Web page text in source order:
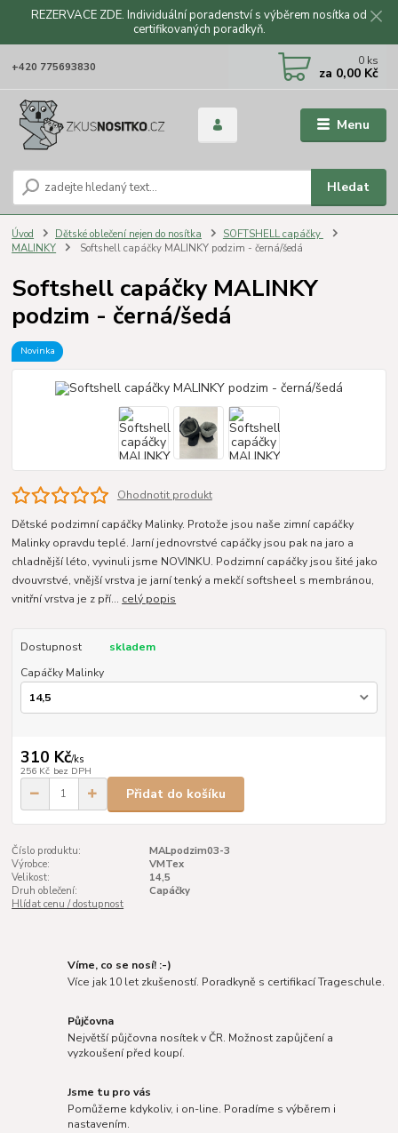
REZERVACE ZDE. Individuální poradenství s výběrem nosítka od
certifikovaných poradkyň.
Menu
Hledat
+420 775693830 0 ks
za 0,00 Kč
Úvod Dětské oblečení nejen do nosítka
SOFTSHELL capáčky
MALINKY
Softshell capáčky MALINKY podzim - černá/šedá
Softshell capáčky MALINKY
podzim - černá/šedá
Novinka
Ohodnotit produkt
Dětské podzimní capáčky Malinky. Protože jsou naše zimní capáčky
Malinky opravdu teplé. Jarní jednovrstvé capáčky jsou pak na jaro a
chladnější léto, vyvinuli jsme NOVINKU. Podzimní capáčky jsou šité jako
dvouvrstvé, vnější vrstva je jarní tenký a mekčí softsheel s membránou,
vnitřní vrstva je z pří... celý popis
Dostupnost
skladem
Capáčky Malinky
310 Kč/ks
256 Kč bez DPH
Přidat do košíku
Číslo produktu:
MALpodzim03-3
Výrobce:
VMTex
Velikost:
14,5
Druh oblečení:
Capáčky
Hlídat cenu / dostupnost
Víme, co se nosí! :-)
Více jak 10 let zkušeností. Poradkyně s certifikací Trageschule.
Půjčovna
Největší půjčovna nosítek v ČR. Možnost zapůjčení a
vyzkoušení před koupí.
Jsme tu pro vás
Pomůžeme kdykoliv, i on-line. Poradíme s výběrem i
nastavením.